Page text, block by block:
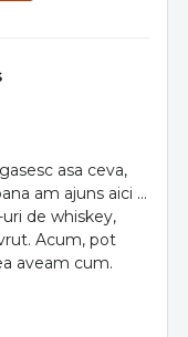
asa ceva,
am ajuns aici ...
de whiskey,
Acum, pot
aveam cum.